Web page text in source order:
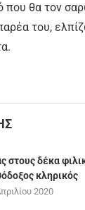
που θα τον
του,
στους δέκα
κληρικός
2020